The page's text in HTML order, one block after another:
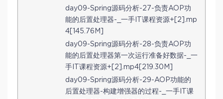
day09-Spring源码分析-27-负责AOP功
能的后置处理器-_一手IT课程资源+[2].mp
4[145.76M]
day09-Spring源码分析-28-负责AOP功
能的后置处理器第一次运行准备好数据-_一
手IT课程资源+[2].mp4[219.30M]
day09-Spring源码分析-29-AOP功能的
后置处理器-构建增强器的过程-_一手IT课